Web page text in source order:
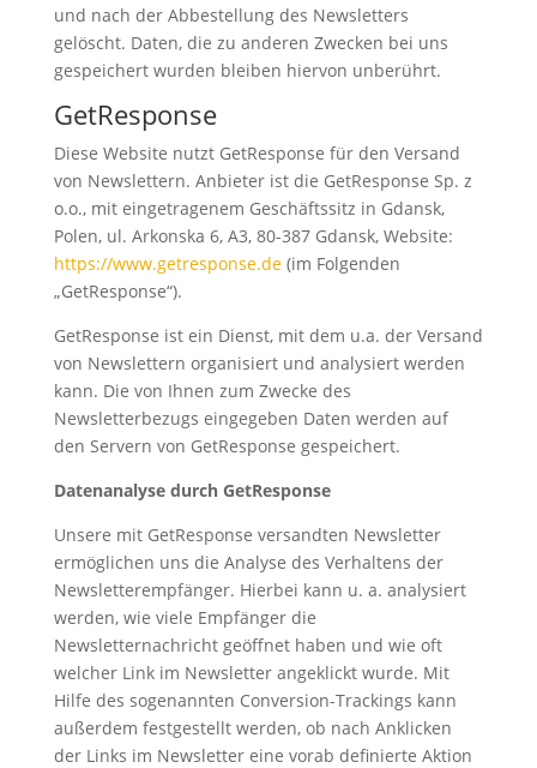
und nach der Abbestellung des Newsletters
gelöscht. Daten, die zu anderen Zwecken bei uns
gespeichert wurden bleiben hiervon unberührt.
GetResponse
Diese Website nutzt GetResponse für den Versand
von Newslettern. Anbieter ist die GetResponse Sp. z
o.o., mit eingetragenem Geschäftssitz in Gdansk,
Polen, ul. Arkonska 6, A3, 80-387 Gdansk, Website:
https://www.getresponse.de(im Folgenden
„GetResponse“).
GetResponse ist ein Dienst, mit dem u.a. der Versand
von Newslettern organisiert und analysiert werden
kann. Die von Ihnen zum Zwecke des
Newsletterbezugs eingegeben Daten werden auf
den Servern von GetResponse gespeichert.
Datenanalyse durch GetResponse
Unsere mit GetResponse versandten Newsletter
ermöglichen uns die Analyse des Verhaltens der
Newsletterempfänger. Hierbei kann u. a. analysiert
werden, wie viele Empfänger die
Newsletternachricht geöffnet haben und wie oft
welcher Link im Newsletter angeklickt wurde. Mit
Hilfe des sogenannten Conversion-Trackings kann
außerdem festgestellt werden, ob nach Anklicken
der Links im Newsletter eine vorab definierte Aktion